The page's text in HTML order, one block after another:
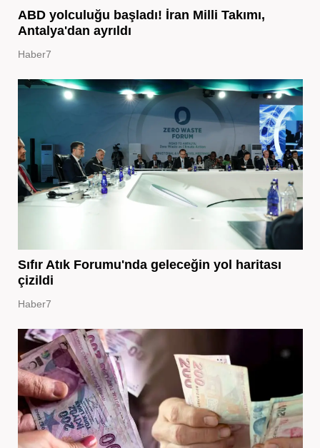
ABD yolculuğu başladı! İran Milli Takımı,
Antalya'dan ayrıldı
Haber7
Sıfır Atık Forumu'nda geleceğin yol haritası
çizildi
Haber7